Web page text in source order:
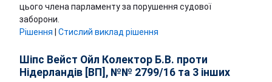
цього члена парламенту за порушення судової
заборони.
Рішення
Стислий виклад рішення
Шіпс Вейст Ойл Колектор Б.В. проти
Нідерландів [ВП], №№ 2799/16 та 3 інших